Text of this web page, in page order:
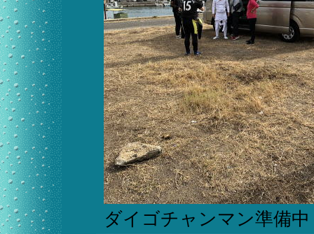
ダイゴチャンマン準備中